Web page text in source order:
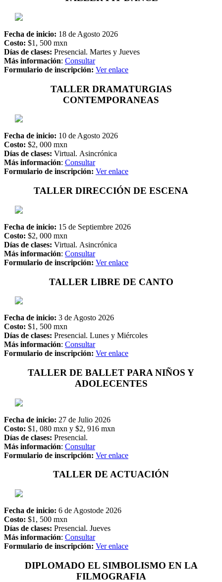
Fecha de inicio: 18 de Agosto 2026
Costo: $1, 500 mxn
Días de clases: Presencial. Martes y Jueves
Más información: Consultar
Formulario de inscripción: Ver enlace
TALLER DRAMATURGIAS
CONTEMPORANEAS
Fecha de inicio: 10 de Agosto 2026
Costo: $2, 000 mxn
Días de clases: Virtual. Asincrónica
Más información: Consultar
Formulario de inscripción: Ver enlace
TALLER DIRECCIÓN DE ESCENA
Fecha de inicio: 15 de Septiembre 2026
Costo: $2, 000 mxn
Días de clases: Virtual. Asincrónica
Más información: Consultar
Formulario de inscripción: Ver enlace
TALLER LIBRE DE CANTO
Fecha de inicio: 3 de Agosto 2026
Costo: $1, 500 mxn
Días de clases: Presencial. Lunes y Miércoles
Más información: Consultar
Formulario de inscripción: Ver enlace
TALLER DE BALLET PARA NIÑOS Y
ADOLECENTES
Fecha de inicio: 27 de Julio 2026
Costo: $1, 080 mxn y $2, 916 mxn
Días de clases: Presencial.
Más información: Consultar
Formulario de inscripción: Ver enlace
TALLER DE ACTUACIÓN
Fecha de inicio: 6 de Agostode 2026
Costo: $1, 500 mxn
Días de clases: Presencial. Jueves
Más información: Consultar
Formulario de inscripción: Ver enlace
DIPLOMADO EL SIMBOLISMO EN LA
FILMOGRAFIA